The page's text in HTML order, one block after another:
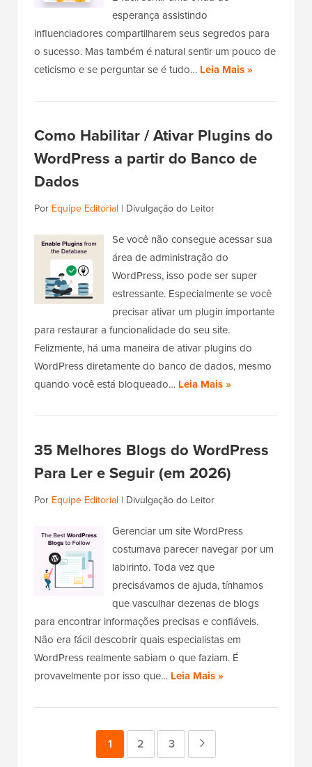
esperança assistindo
influenciadores compartilharem seus segredos para
o sucesso. Mas também é natural sentir um pouco de
ceticismo e se perguntar se é tudo… Leia Mais »
Como Habilitar / Ativar Plugins do
WordPress a partir do Banco de
Dados
Por Equipe Editorial | Divulgação do Leitor
Se você não consegue acessar sua
área de administração do
WordPress, isso pode ser super
estressante. Especialmente se você
precisar ativar um plugin importante
para restaurar a funcionalidade do seu site.
Felizmente, há uma maneira de ativar plugins do
WordPress diretamente do banco de dados, mesmo
quando você está bloqueado… Leia Mais »
35 Melhores Blogs do WordPress
Para Ler e Seguir (em 2026)
Por Equipe Editorial | Divulgação do Leitor
Gerenciar um site WordPress
costumava parecer navegar por um
labirinto. Toda vez que
precisávamos de ajuda, tínhamos
que vasculhar dezenas de blogs
para encontrar informações precisas e confiáveis.
Não era fácil descobrir quais especialistas em
WordPress realmente sabiam o que faziam. É
provavelmente por isso que… Leia Mais »
Página
1 Página
2 Página
3